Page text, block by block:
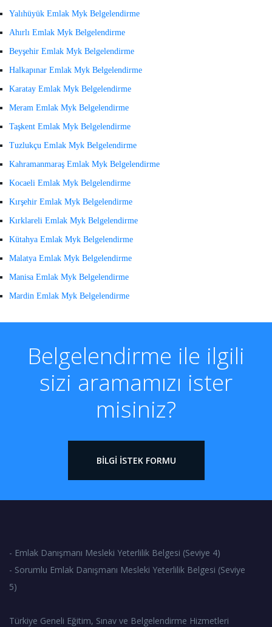
Yalıhüyük Emlak Myk Belgelendirme
Ahırlı Emlak Myk Belgelendirme
Beyşehir Emlak Myk Belgelendirme
Halkapınar Emlak Myk Belgelendirme
Karatay Emlak Myk Belgelendirme
Meram Emlak Myk Belgelendirme
Taşkent Emlak Myk Belgelendirme
Tuzlukçu Emlak Myk Belgelendirme
Kahramanmaraş Emlak Myk Belgelendirme
Kocaeli Emlak Myk Belgelendirme
Kırşehir Emlak Myk Belgelendirme
Kırklareli Emlak Myk Belgelendirme
Kütahya Emlak Myk Belgelendirme
Malatya Emlak Myk Belgelendirme
Manisa Emlak Myk Belgelendirme
Mardin Emlak Myk Belgelendirme
Belgelendirme ile ilgili
sizi aramamızı ister
misiniz?
BILGI İSTEK FORMU
- Emlak Danışmanı Mesleki Yeterlilik Belgesi (Seviye 4)
- Sorumlu Emlak Danışmanı Mesleki Yeterlilik Belgesi (Seviye
5)
Türkiye Geneli Eğitim, Sınav ve Belgelendirme Hizmetleri